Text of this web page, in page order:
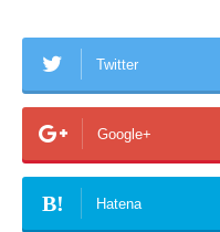
Twitter
Google+
B! Hatena